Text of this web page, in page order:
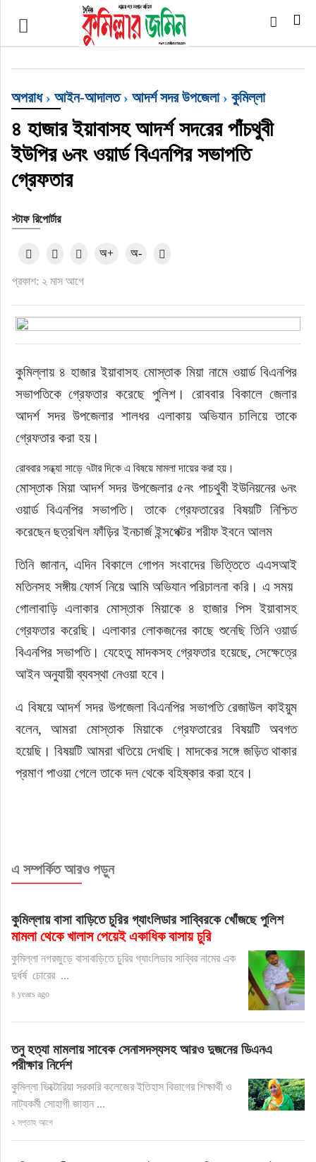
প্রচ্ছদ
আর্ন্তজাতিক
অর্থনীতি
বৃহত্তর কুমিল্লা
বৃহত্তর নোয়াখালী
খেলাধুলা
রাজনীতি
আলোচিত সংবাদ
ই-পেপার
অন্যান্য
অপরাধ› আইন-আদালত› আদর্শ সদর উপজেলা› কুমিল্লা
৪ হাজার ইয়াবাসহ আদর্শ সদরের পাঁচথুবী
ইউপির ৬নং ওয়ার্ড বিএনপির সভাপতি
গ্রেফতার
স্টাফ রিপোর্টার
প্রকাশ: ২ মাস আগে
অ+ অ-
কুমিল্লায় ৪ হাজার ইয়াবাসহ মোস্তাক মিয়া নামে ওয়ার্ড বিএনপির
সভাপতিকে গ্রেফতার করেছে পুলিশ। রোববার বিকালে জেলার
আদর্শ সদর উপজেলার শালধর এলাকায় অভিযান চালিয়ে তাকে
গ্রেফতার করা হয়।
রোববার সন্ধ্যা সাড়ে ৭টার দিকে এ বিষয়ে মামলা দায়ের করা হয়।
মোস্তাক মিয়া আদর্শ সদর উপজেলার ৫নং পাচথুবী ইউনিয়নের ৬নং
ওয়ার্ড বিএনপির সভাপতি। তাকে গ্রেফতারের বিষয়টি নিশ্চিত
করেছেন ছত্রখিল ফাঁড়ির ইনচার্জ ইন্সপেক্টর শরীফ ইবনে আলম
তিনি জানান, এদিন বিকালে গোপন সংবাদের ভিত্তিতে এএসআই
মতিনসহ সঙ্গীয় ফোর্স নিয়ে আমি অভিযান পরিচালনা করি। এ সময়
গোলাবাড়ি এলাকার মোস্তাক মিয়াকে ৪ হাজার পিস ইয়াবাসহ
গ্রেফতার করেছি। এলাকার লোকজনের কাছে শুনেছি তিনি ওয়ার্ড
বিএনপির সভাপতি। যেহেতু মাদকসহ গ্রেফতার হয়েছে, সেক্ষেত্রে
আইন অনুযায়ী ব্যবস্থা নেওয়া হবে।
এ বিষয়ে আদর্শ সদর উপজেলা বিএনপির সভাপতি রেজাউল কাইয়ুম
বলেন, আমরা মোস্তাক মিয়াকে গ্রেফতারের বিষয়টি অবগত
হয়েছি। বিষয়টি আমরা খতিয়ে দেখছি। মাদকের সঙ্গে জড়িত থাকার
প্রমাণ পাওয়া গেলে তাকে দল থেকে বহিষ্কার করা হবে।
এ সম্পর্কিত আরও পড়ুন
কুমিল্লায় বাসা বাড়িতে চুরির গ্যাংলিডার সাব্বিরকে খোঁজছে পুলিশ
মামলা থেকে খালাস পেয়েই একাধিক বাসায় চুরি
কুমিল্লা নগরজুড়ে বাসাবাড়িতে চুরির গ্যাংলিডার সাব্বির নামের এক
দুর্ধর্ষ চোরের ...
৪ years ago
তনু হত্যা মামলায় সাবেক সেনাসদস্যসহ আরও দুজনের ডিএনএ
পরীক্ষার নির্দেশ
কুমিল্লা ভিক্টোরিয়া সরকারি কলেজের ইতিহাস বিভাগের শিক্ষার্থী ও
নাট্যকর্মী সোহাগী জাহান ...
২ সপ্তাহ আগে